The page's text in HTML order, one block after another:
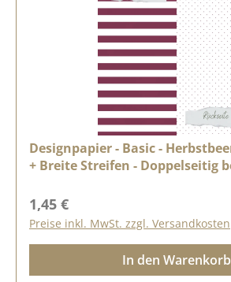
Designpapier - Basic -
+ Breite Streifen - Doppelseitig
Regulärer Preis:
1,45 €
Preise inkl. MwSt. zzgl. Versandkosten
In den Warenkorb